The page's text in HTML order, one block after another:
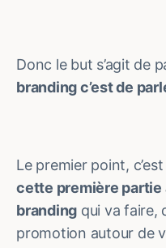
Donc le but s’agit de
branding c’est de
Le premier point, c’est
cette première partie
branding qui va faire,
promotion autour de